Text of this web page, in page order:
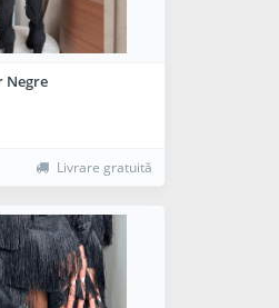
Negre
Livrare gratuită